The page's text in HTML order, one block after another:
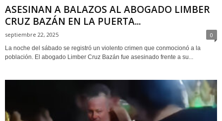
ASESINAN A BALAZOS AL ABOGADO LIMBER
CRUZ BAZÁN EN LA PUERTA...
septiembre 22, 2025 0
La noche del sábado se registró un violento crimen que conmocionó a la
población. El abogado Limber Cruz Bazán fue asesinado frente a su...